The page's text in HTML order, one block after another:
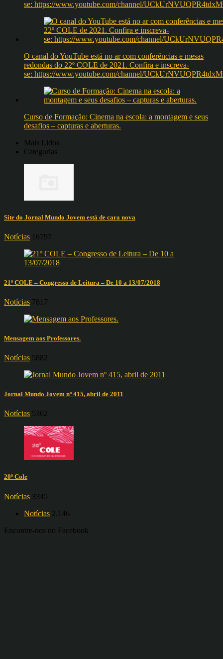
se: https://www.youtube.com/channel/
O canal do YouTube está no ar com conferências e mesas
redondas do 22º COLE de 2021. Confira e inscreva-
se: https://www.youtube.com/channel/
Curso de Formação: Cinema na escola: a montagem e seus
desafios – capturas e aberturas.
Mais Lidos
Categorias
Site do Jornal Mundo Jovem está de cara nova
Notícias 16797
21º COLE – Congresso de Leitura – De 10 a 13/07/2018
Notícias 7817
Mensagem aos Professores.
Notícias 5882
Jornal Mundo Jovem nº 415, abril de 2011
Notícias 5362
20º Cole
Notícias 3345
Notícias 2.146
Encontre-nos no Facebook